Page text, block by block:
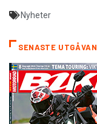
Nyheter
SENASTE UTGÅVAN